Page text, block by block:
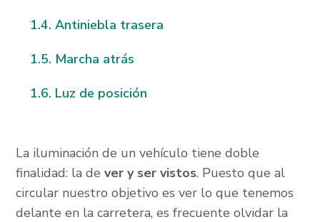
Antiniebla trasera
Marcha atrás
Luz de posición
La iluminación de un vehículo tiene doble
finalidad: la dever y ser vistos. Puesto que al
circular nuestro objetivo es ver lo que tenemos
delante en la carretera, es frecuente olvidar la